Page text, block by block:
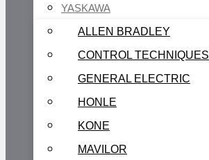
YASKAWA
ALLEN BRADLEY
CONTROL TECHNIQUES
GENERAL ELECTRIC
HONLE
KONE
MAVILOR